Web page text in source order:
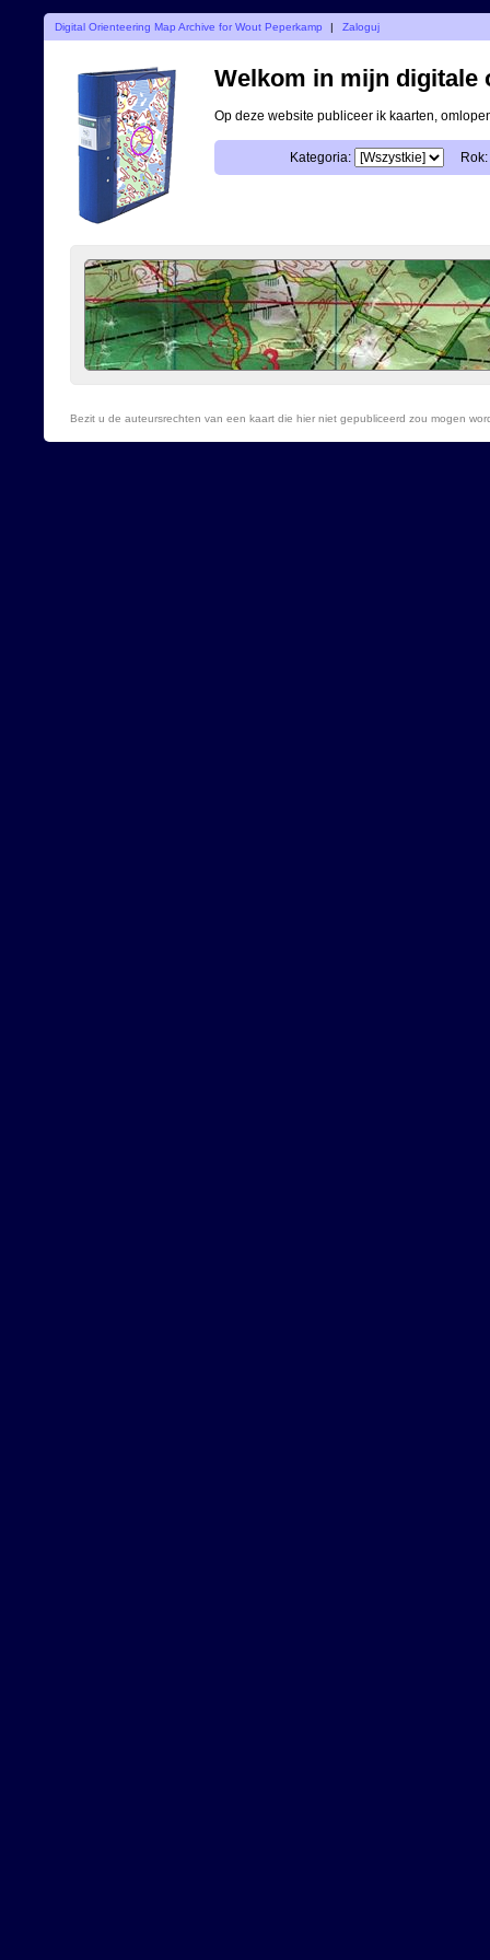
Digital Orienteering Map Archive for Wout Peperkamp | Zaloguj
Welkom in mijn digitale
Op deze website publiceer ik kaarten,
Kategoria: Rok:
Bezit u de auteursrechten van een kaart die hier niet gepubliceerd zou mogen